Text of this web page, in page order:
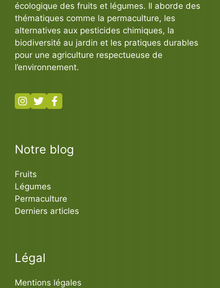
écologique des fruits et légumes. Il aborde des
thématiques comme la permaculture, les
alternatives aux pesticides chimiques, la
biodiversité au jardin et les pratiques durables
pour une agriculture respectueuse de
l’environnement.
Notre blog
Fruits
Légumes
Permaculture
Derniers articles
Légal
Mentions légales